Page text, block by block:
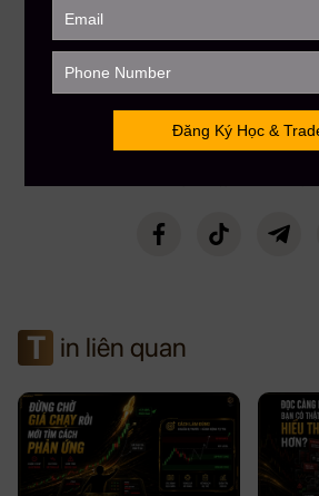
FOUNDER & CEO MAU
Với kinh nghiệm chinh chiến gần 12 năm
Stock USA. CEO Mau Bui sở hữu số lượng học
gần 5000+, kênh Youtube đạt Nút Bạc với hơn
T in liên quan